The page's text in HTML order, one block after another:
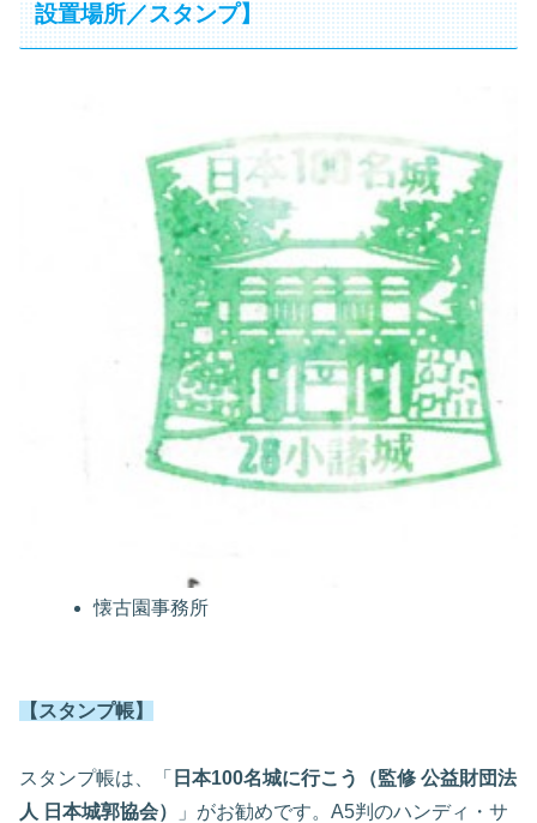
設置場所／スタンプ】
懐古園事務所
【スタンプ帳】
スタンプ帳は、「 日本100名城に行こう（監修 公益財団法
人 日本城郭協会）
」がお勧めです。A5判のハンディ・サ